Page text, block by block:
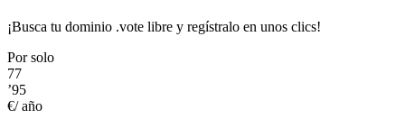
¡Busca tu dominio .vote libre y regístralo en unos clics!
Por solo
77
’95
€/ año